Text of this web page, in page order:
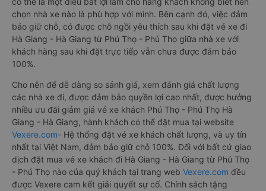
chọn nhà xe nào là phù hợp với mình. Bên cạnh đó, việc đảm
bảo giữ chỗ, có được chỗ ngồi yêu thích sau khi đặt vé xe đi
Hà Giang - Hà Giang từ Phú Thọ - Phú Thọ giữa nhà xe với
khách hàng sau khi đặt trực tiếp vẫn chưa được đảm bảo
100%.
Cho nên để dễ dàng so sánh giá, xem đánh giá chất lượng
các nhà xe đi, được đảm bảo quyền lợi cao nhất, được hưởng
nhiều ưu đãi giảm giá vé xe khách Phú Thọ - Phú Thọ Hà
Giang - Hà Giang, hành khách có thể đặt mua tại website
Vexere.com- Hệ thống đặt vé xe khách chất lượng, và uy tín
nhất tại Việt Nam, đảm bảo giữ chỗ 100%. Đối với bất cứ giao
dịch đặt mua vé xe khách đi Hà Giang - Hà Giang từ Phú Thọ
- Phú Thọ nào của quý khách tại trang web Vexere.com đều
được Vexere cam kết giải quyết sự cố. Chính sách tặng